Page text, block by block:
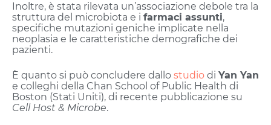
Inoltre, è stata rilevata un’associazione debole tra la
struttura del microbiota e i farmaci assunti,
specifiche mutazioni geniche implicate nella
neoplasia e le caratteristiche demografiche dei
pazienti.
È quanto si può concludere dallo studio di Yan Yan
e colleghi della Chan School of Public Health di
Boston (Stati Uniti), di recente pubblicazione su
Cell Host & Microbe.